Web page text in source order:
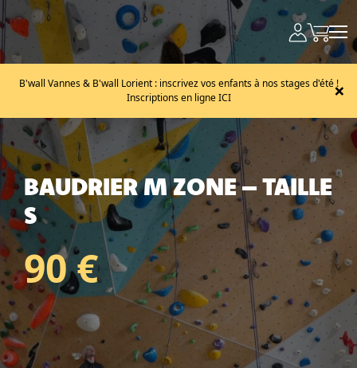
B'wall Vannes & B'wall Lorient : inscrivez vos enfants à nos stages d'été !
Inscriptions en ligne ICI
×
BAUDRIER M ZONE – TAILLE
S
90 €